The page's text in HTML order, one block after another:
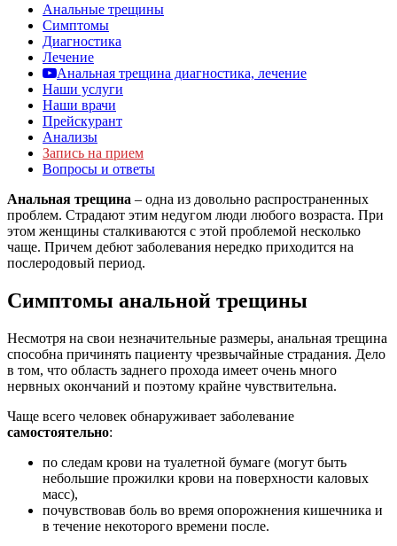
Анальные трещины
Симптомы
Диагностика
Лечение
Анальная трещина диагностика, лечение
Наши услуги
Наши врачи
Прейскурант
Анализы
Запись на прием
Вопросы и ответы
Анальная трещина – одна из довольно распространенных
проблем. Страдают этим недугом люди любого возраста. При
этом женщины сталкиваются с этой проблемой несколько
чаще. Причем дебют заболевания нередко приходится на
послеродовый период.
Симптомы анальной трещины
Несмотря на свои незначительные размеры, анальная трещина
способна причинять пациенту чрезвычайные страдания. Дело
в том, что область заднего прохода имеет очень много
нервных окончаний и поэтому крайне чувствительна.
Чаще всего человек обнаруживает заболевание
самостоятельно:
по следам крови на туалетной бумаге (могут быть
небольшие прожилки крови на поверхности каловых
масс),
почувствовав боль во время опорожнения кишечника и
в течение некоторого времени после.